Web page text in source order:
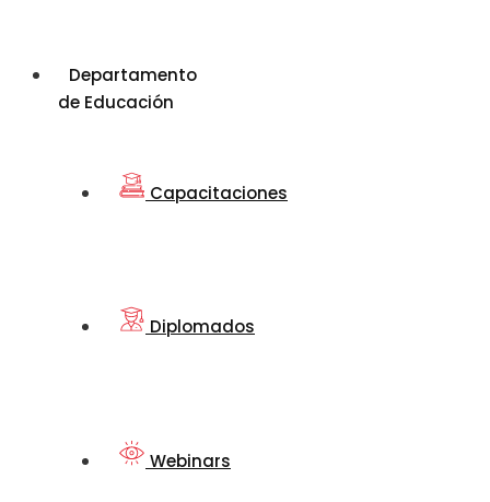
Departamento
de Educación
Capacitaciones
Diplomados
Webinars